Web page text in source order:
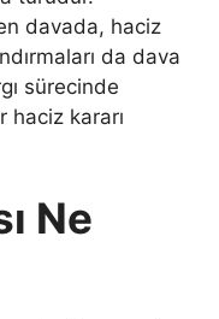
davada, haciz
da dava
sürecinde
haciz kararı
Ne